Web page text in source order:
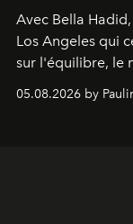
Avec Bella
Los Angeles qui
sur l'équilibre, le
05.08.2026 by